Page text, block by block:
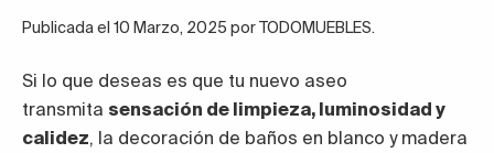
Publicada el 10 Marzo, 2025 por TODOMUEBLES.
Si lo que deseas es que tu nuevo aseo
transmita sensación de limpieza, luminosidad y
calidez, la decoración de baños en blanco y madera